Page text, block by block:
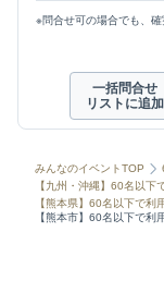
※問合せ可の場合でも、確
一括問合せ
リストに追加
みんなのイベントTOP
【九州・沖縄】60名以下
【熊本県】60名以下で利
【熊本市】60名以下で利